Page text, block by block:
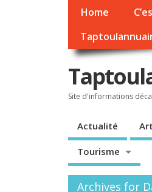
Home
Site d'informations
Actualité
Tourisme
Archives for